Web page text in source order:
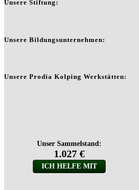
Unsere Stiftung:
Unsere Bildungsunternehmen:
Unsere Prodia Kolping Werkstätten: